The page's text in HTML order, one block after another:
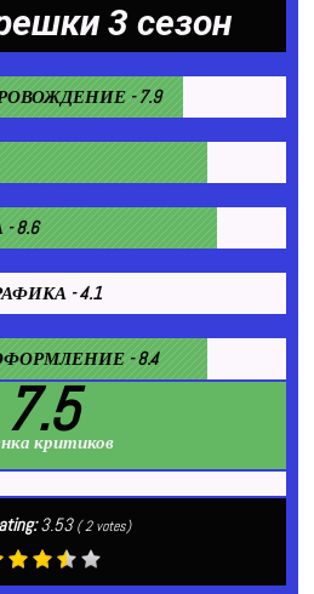
3 сезон
- 7.9
8.6
- 4.1
- 8.4
7.5
критиков
3.53 (2votes)